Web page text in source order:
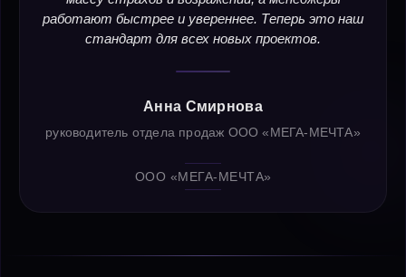
работают быстрее и увереннее. Теперь это наш
стандарт для всех новых проектов.
Анна Смирнова
руководитель отдела продаж ООО «МЕГА-МЕЧТА»
ООО «МЕГА-МЕЧТА»